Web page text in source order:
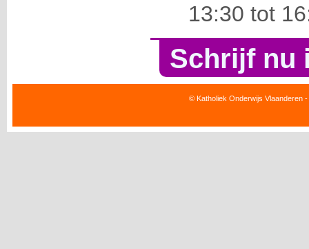
13:30 tot
Schrijf nu
© Katholiek Onderwijs Vlaanderen